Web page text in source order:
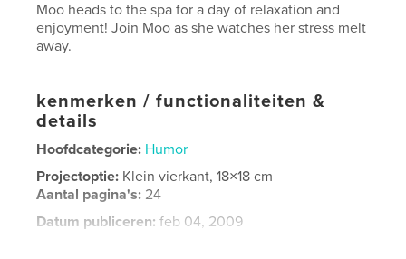
Moo heads to the spa for a day of relaxation and
enjoyment! Join Moo as she watches her stress melt
away.
kenmerken / functionaliteiten &
details
Hoofdcategorie: Humor
Projectoptie: Klein vierkant, 18×18 cm
Aantal pagina's: 24
Datum publiceren: feb 04, 2009